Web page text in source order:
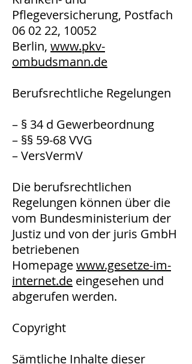
Pflegeversicherung, Postfach
06 02 22, 10052
Berlin, www.pkv-
ombudsmann.de
Berufsrechtliche Regelungen
– § 34 d Gewerbeordnung
– §§ 59-68 VVG
– VersVermV
Die berufsrechtlichen
Regelungen können über die
vom Bundesministerium der
Justiz und von der juris GmbH
betriebenen
Homepagewww.gesetze-im-
internet.de eingesehen und
abgerufen werden.
Copyright
Sämtliche Inhalte dieser